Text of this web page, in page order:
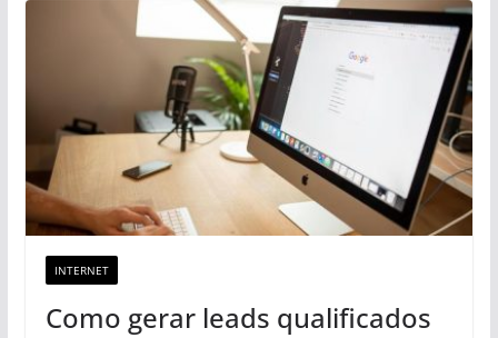
INTERNET
Como gerar leads qualificados